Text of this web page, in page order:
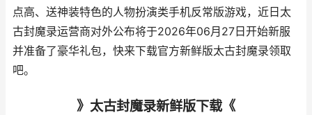
点高、送神装特色的人物扮演类手机反常版游戏，近日太
古封魔录运营商对外公布将于2026年06月27日开始新服
并准备了豪华礼包，快来下载官方新鲜版太古封魔录领取
吧。
》太古封魔录新鲜版下载《